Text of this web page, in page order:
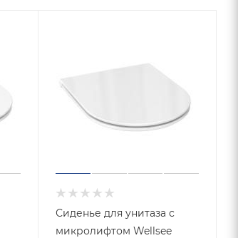
Сиденье для унитаза с
микролифтом Wellsee